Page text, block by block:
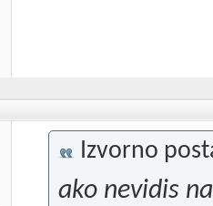
Izvorno
ako nevidis